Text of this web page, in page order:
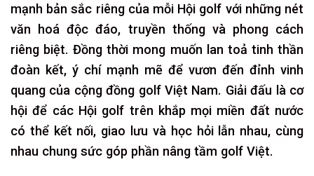
mạnh bản sắc riêng của mỗi Hội golf với những nét
văn hoá độc đáo, truyền thống và phong cách
riêng biệt. Đồng thời mong muốn lan toả tinh thần
đoàn kết, ý chí mạnh mẽ để vươn đến đỉnh vinh
quang của cộng đồng golf Việt Nam. Giải đấu là cơ
hội để các Hội golf trên khắp mọi miền đất nước
có thể kết nối, giao lưu và học hỏi lẫn nhau, cùng
nhau chung sức góp phần nâng tầm golf Việt.